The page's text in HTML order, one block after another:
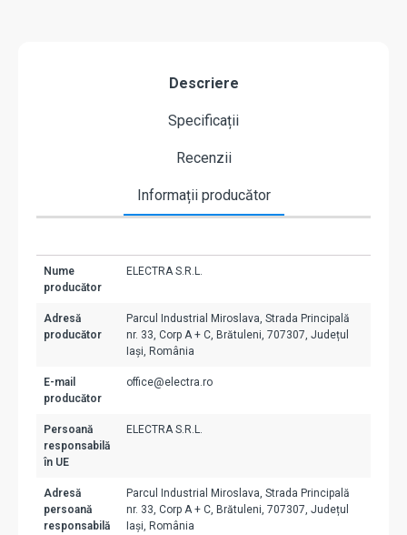
Descriere
Specificații
Recenzii
Informații producător
Nume
producător
ELECTRA S.R.L.
Adresă
producător
Parcul Industrial Miroslava, Strada Principală
nr. 33, Corp A + C, Brătuleni, 707307, Județul
Iași, România
E-mail
producător
office@electra.ro
Persoană
responsabilă
în UE
ELECTRA S.R.L.
Adresă
persoană
responsabilă
Parcul Industrial Miroslava, Strada Principală
nr. 33, Corp A + C, Brătuleni, 707307, Județul
Iași, România